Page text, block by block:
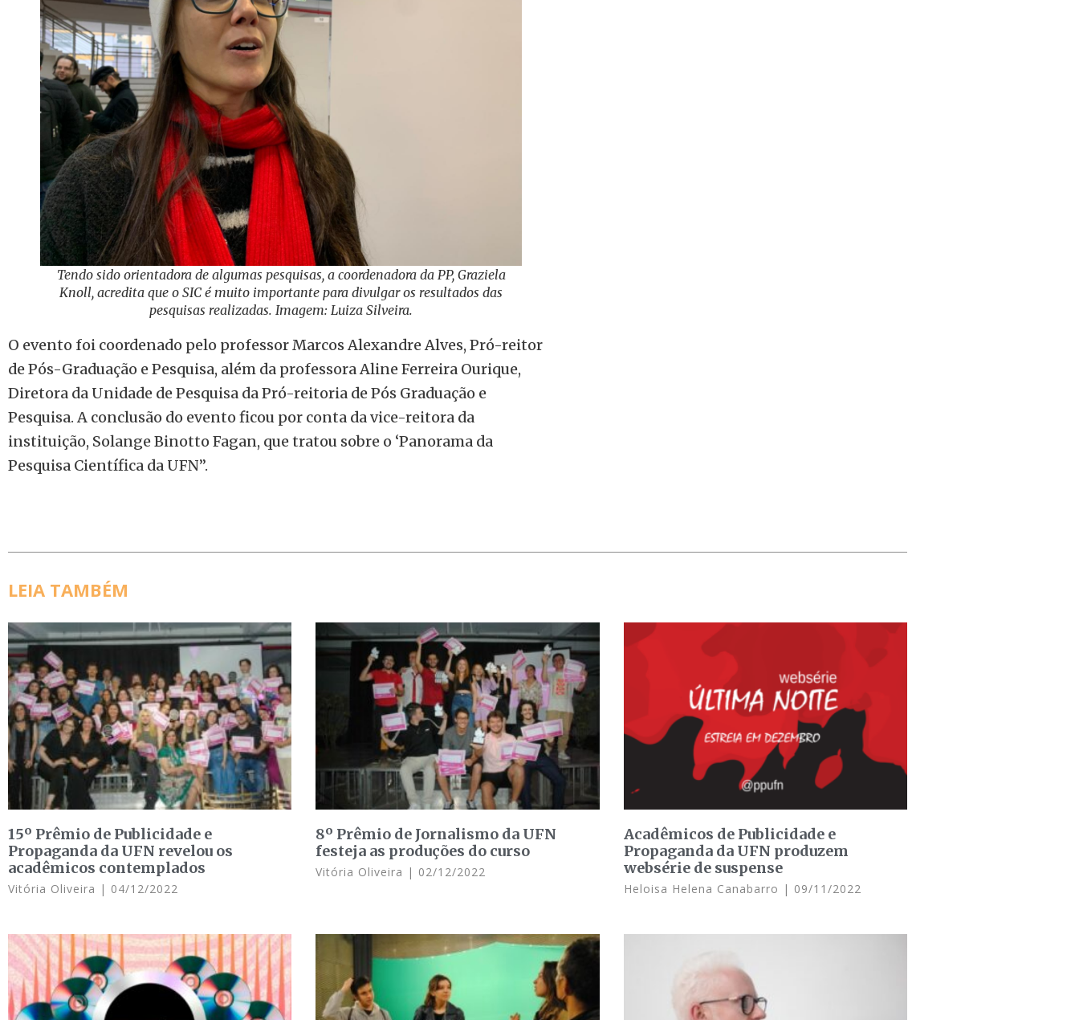
Tendo sido orientadora de algumas pesquisas, a coordenadora da PP, Graziela
Knoll, acredita que o SIC é muito importante para divulgar os resultados das
pesquisas realizadas. Imagem: Luiza Silveira.
O evento foi coordenado pelo professor Marcos Alexandre Alves, Pró-reitor
de Pós-Graduação e Pesquisa, além da professora Aline Ferreira Ourique,
Diretora da Unidade de Pesquisa da Pró-reitoria de Pós Graduação e
Pesquisa. A conclusão do evento ficou por conta da vice-reitora da
instituição, Solange Binotto Fagan, que tratou sobre o ‘Panorama da
Pesquisa Científica da UFN”.
LEIA TAMBÉM
15º Prêmio de Publicidade e
Propaganda da UFN revelou os
acadêmicos contemplados
Vitória Oliveira 04/12/2022
8º Prêmio de Jornalismo da UFN
festeja as produções do curso
Vitória Oliveira 02/12/2022
Acadêmicos de Publicidade e
Propaganda da UFN produzem
websérie de suspense
Heloisa Helena Canabarro 09/11/2022